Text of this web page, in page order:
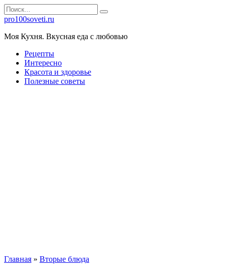
Перейти
к
контенту
Search
for:
pro100soveti.ru
Моя Кухня. Bкусная еда с любовью
Рецепты
Интересно
Красота и здоровье
Полезные советы
Главная » Вторые блюда